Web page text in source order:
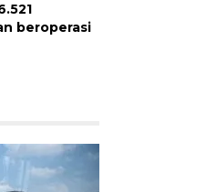
beroperasi